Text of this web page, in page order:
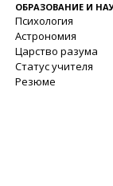
ОБРАЗОВАНИЕ И
Психология
Астрономия
Царство разума
Статус учителя
Резюме